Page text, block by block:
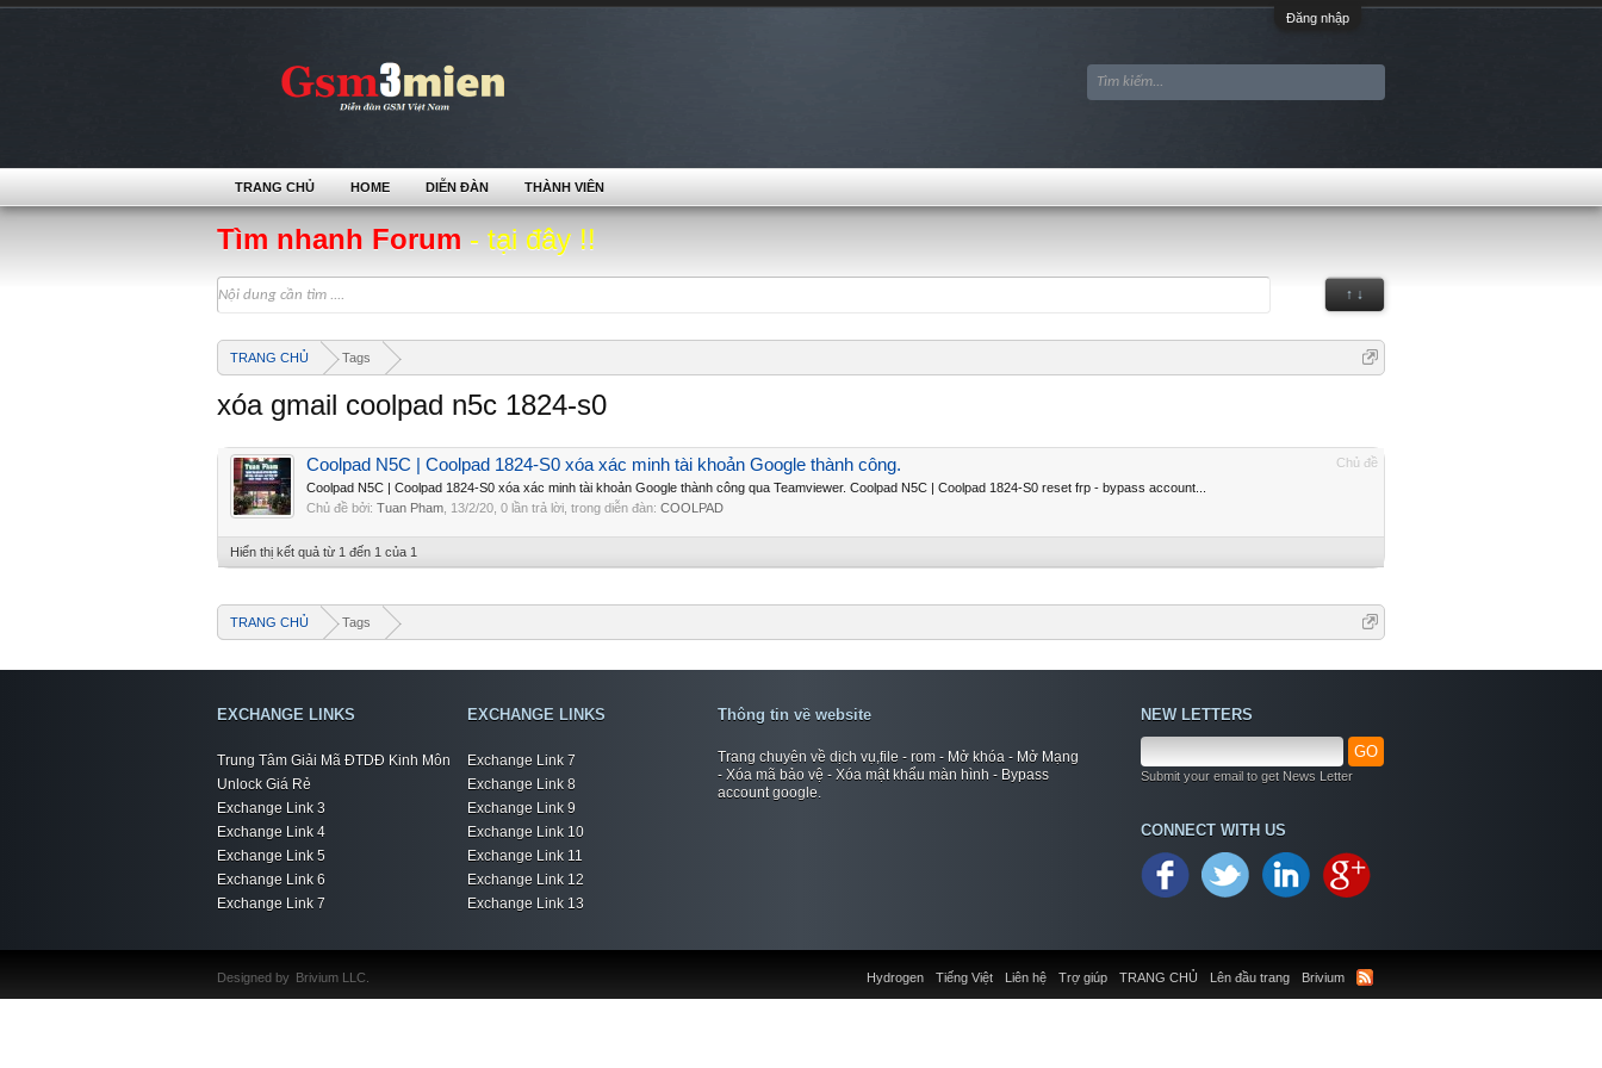
Đăng nhập
Tìm nhanh Forum - tại đây !!
↑ ↓
TRANG CHỦ Tags
xóa gmail coolpad n5c 1824-s0
Chủ đề
Coolpad N5C | Coolpad 1824-S0 xóa xác minh tài khoản Google thành công.
Coolpad N5C | Coolpad 1824-S0 xóa xác minh tài khoản Google thành công qua Teamviewer. Coolpad N5C | Coolpad 1824-S0 reset frp - bypass account...
Chủ đề bởi: Tuan Pham 13/2/20 , 0 lần trả lời, trong diễn đàn: COOLPAD
Hiển thị kết quả từ 1 đến 1 của 1
TRANG CHỦ Tags
TRANG CHỦ HOME DIỄN ĐÀN THÀNH VIÊN
EXCHANGE LINKS
Trung Tâm Giải Mã ĐTDĐ Kinh Môn
Unlock Giá Rẻ
Exchange Link 3
Exchange Link 4
Exchange Link 5
Exchange Link 6
Exchange Link 7
EXCHANGE LINKS
Exchange Link 7
Exchange Link 8
Exchange Link 9
Exchange Link 10
Exchange Link 11
Exchange Link 12
Exchange Link 13
Thông tin về website
Trang chuyên về dịch vụ,file - rom - Mở khóa - Mở Mạng
- Xóa mã bảo vệ - Xóa mật khẩu màn hình - Bypass
account google.
NEW LETTERS
GO
Submit your email to get News Letter
CONNECT WITH US
Liên hệ Trợ giúp TRANG CHỦ Lên đầu trang Brivium
Hydrogen Tiếng Việt
Designed by Brivium LLC.